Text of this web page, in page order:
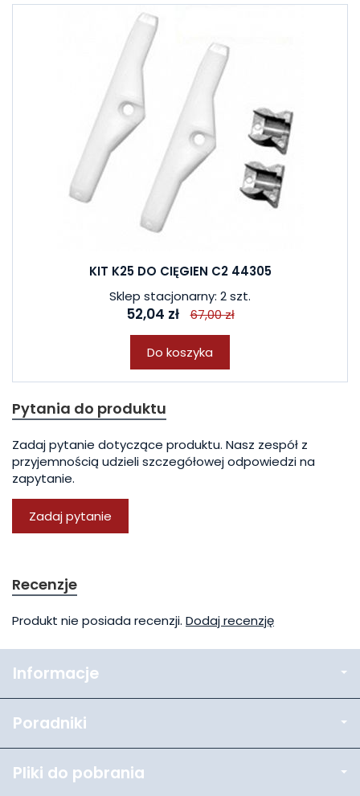
KIT K25 DO CIĘGIEN C2 44305
Sklep stacjonarny: 2 szt.
52,04 zł 67,00 zł
Do koszyka
Pytania do produktu
Zadaj pytanie dotyczące produktu. Nasz zespół z
przyjemnością udzieli szczegółowej odpowiedzi na
zapytanie.
Zadaj pytanie
Recenzje
Produkt nie posiada recenzji. Dodaj recenzję
Informacje
Poradniki
Pliki do pobrania